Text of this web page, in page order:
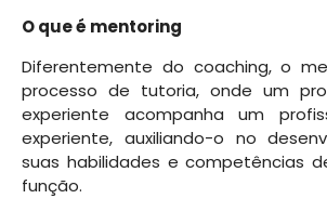
O que é mentoring
Diferentemente do coaching, o
processo de tutoria, onde um
experiente acompanha um
experiente, auxiliando-o no
suas habilidades e competências
função.